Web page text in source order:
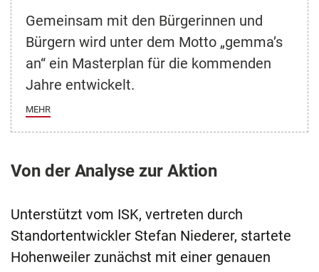
Gemeinsam mit den Bürgerinnen und
Bürgern wird unter dem Motto „gemma’s
an“ ein Masterplan für die kommenden
Jahre entwickelt.
MEHR
Von der Analyse zur Aktion
Unterstützt vom ISK, vertreten durch
Standortentwickler Stefan Niederer, startete
Hohenweiler zunächst mit einer genauen